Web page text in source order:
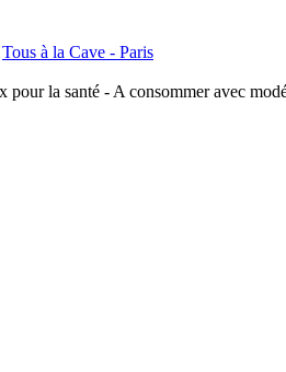
Tous à la Cave - Paris
pour la santé - A consommer avec